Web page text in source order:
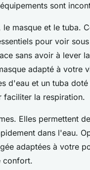
sont
le masque et le tuba.
pour voir
sans avoir à lever
adapté à votre
d'eau et un tuba
faciliter la respiration.
Elles permettent
dans l'eau.
adaptées à votre
confort.